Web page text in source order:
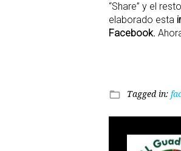
“Share” y el
elaborado esta
Facebook.
folder_open Tagged in: